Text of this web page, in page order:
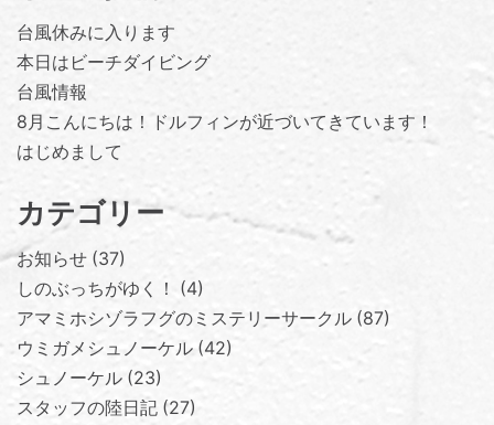
台風休みに入ります
本日はビーチダイビング
台風情報
8月こんにちは！ドルフィンが近づいてきています！
はじめまして
カテゴリー
お知らせ 37
しのぶっちがゆく！
4
アマミホシゾラフグのミステリーサークル 87
ウミガメシュノーケル 42
シュノーケル 23
スタッフの陸日記 27